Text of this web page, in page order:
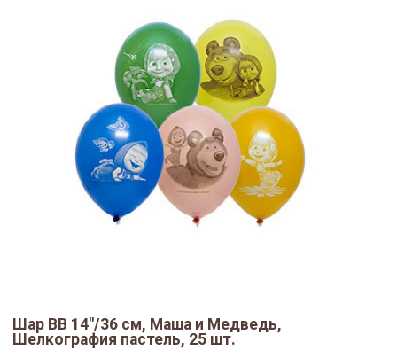
Шар ВВ 14"/36 см, Маша и Медведь,
Шелкография пастель, 25 шт.